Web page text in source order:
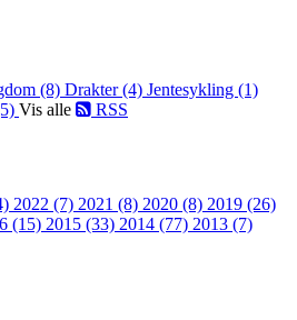
(8) Drakter (4) Jentesykling (1)
Vis alle RSS
2022 (7) 2021 (8) 2020 (8) 2019 (26)
(15) 2015 (33) 2014 (77) 2013 (7)